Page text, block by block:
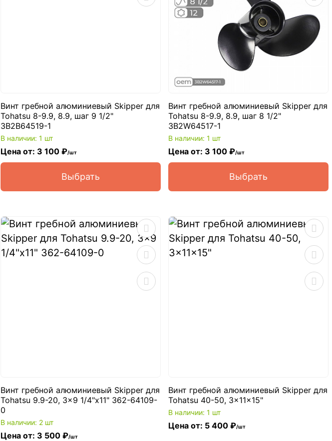
Винт гребной алюминиевый Skipper для
Tohatsu 8-9.9, 8.9, шаг 9 1/2"
3B2B64519-1
В наличии: 1 шт
Цена от: 3 100 ₽/шт
Выбрать
Винт гребной алюминиевый Skipper для
Tohatsu 8-9.9, 8.9, шаг 8 1/2"
3B2W64517-1
В наличии: 1 шт
Цена от: 3 100 ₽/шт
Выбрать
Винт гребной алюминиевый Skipper для
Tohatsu 9.9-20, 3x9 1/4"x11" 362-64109-
0
В наличии: 2 шт
Цена от: 3 500 ₽/шт
Винт гребной алюминиевый Skipper для
Tohatsu 40-50, 3x11x15"
В наличии: 1 шт
Цена от: 5 400 ₽/шт